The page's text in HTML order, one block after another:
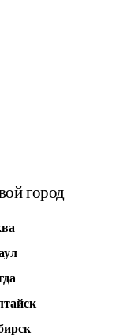
город